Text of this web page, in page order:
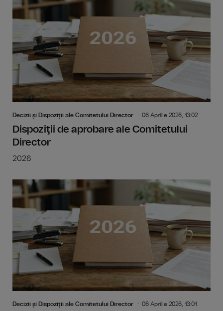
Decizii și Dispoziții ale Comitetului Director 06 Aprilie 2026, 13:02
Dispoziţii de aprobare ale Comitetului
Director
2026
Decizii și Dispoziții ale Comitetului Director 06 Aprilie 2026, 13:01